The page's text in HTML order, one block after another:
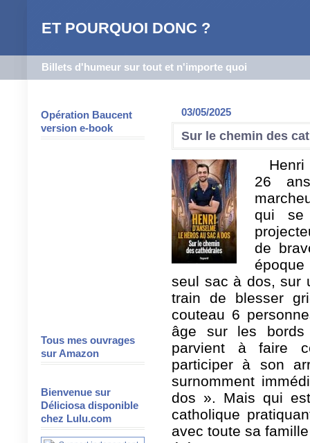
ET POURQUOI DONC ?
Billets d'humeur sur tout et n'importe quoi
Opération Baucent
version e-book
Tous mes ouvrages
sur Amazon
Bienvenue sur
Déliciosa disponible
chez Lulu.com
03/05/2025
Sur le chemin des
26
qui se
de
époque
seul sac à dos, sur
train de blesser
couteau 6
âge sur les
parvient à faire
participer à son
surnomment
dos ». Mais qui
catholique
avec toute sa